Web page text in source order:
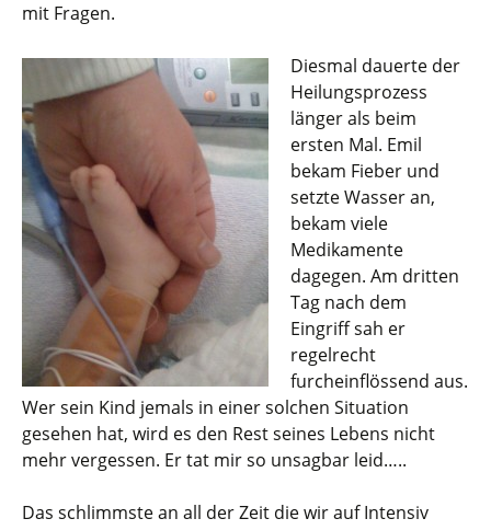
mit Fragen.
Diesmal dauerte der
Heilungsprozess
länger als beim
ersten Mal. Emil
bekam Fieber und
setzte Wasser an,
bekam viele
Medikamente
dagegen. Am dritten
Tag nach dem
Eingriff sah er
regelrecht
furcheinflössend aus.
Wer sein Kind jemals in einer solchen Situation
gesehen hat, wird es den Rest seines Lebens nicht
mehr vergessen. Er tat mir so unsagbar leid…..
Das schlimmste an all der Zeit die wir auf Intensiv